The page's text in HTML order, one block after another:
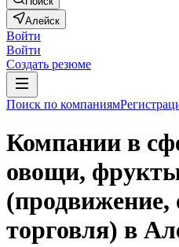
Алейск
Войти
Войти
Создать резюме
Поиск по компаниям
Компании в
овощи,
(продвижение,
торговля) в